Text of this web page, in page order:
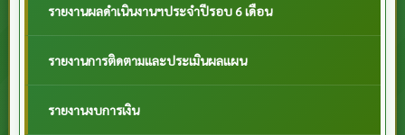
รายงานผลดำเนินงานฯประจำปีรอบ 6 เดือน
รายงานการติดตามและประเมินผลแผน
รายงานงบการเงิน